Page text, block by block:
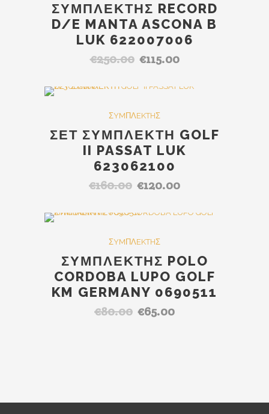
ΣΥΜΠΛΕΚΤΗΣ RECORD
D/E MANTA ASCONA B
LUK 622007006
€250.00 Original
was:
€115.00Η
τιμή
ΣYMΠΛEKTHΣ
ΣΕΤ ΣΥΜΠΛΕΚΤΗ GOLF
II PASSAT LUK
623062100
€160.00 Original
was:
€120.00Η
τιμή
ΣYMΠΛEKTHΣ
ΣΥΜΠΛΕΚΤΗΣ POLO
CORDOBA LUPO GOLF
KM GERMANY 0690511
€80.00 Original
€65.00Η